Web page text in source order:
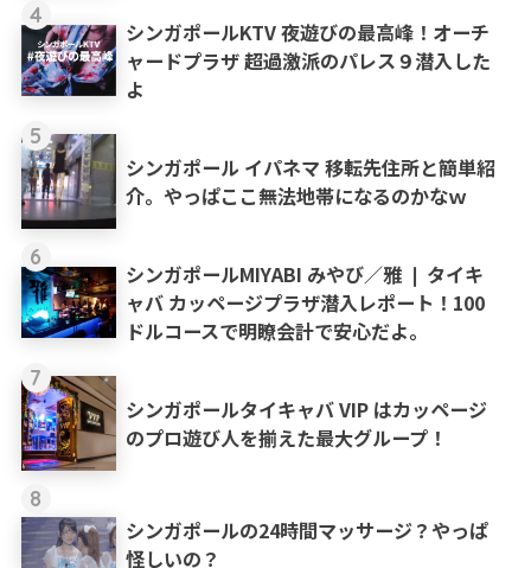
4
シンガポールKTV 夜遊びの最高峰！オーチ
ャードプラザ 超過激派のパレス９潜入した
よ
5
シンガポール イパネマ 移転先住所と簡単紹
介。やっぱここ無法地帯になるのかなｗ
6
シンガポールMIYABI みやび／雅 ❘ タイキ
ャバ カッページプラザ潜入レポート！100
ドルコースで明瞭会計で安心だよ。
7
シンガポールタイキャバ VIP はカッページ
のプロ遊び人を揃えた最大グループ！
8
シンガポールの24時間マッサージ？やっぱ
怪しいの？